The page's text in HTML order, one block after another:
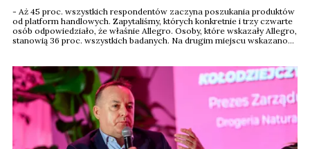
- Aż 45 proc. wszystkich respondentów zaczyna poszukania produktów
od platform handlowych. Zapytaliśmy, których konkretnie i trzy czwarte
osób odpowiedziało, że właśnie Allegro. Osoby, które wskazały Allegro,
stanowią 36 proc. wszystkich badanych. Na drugim miejscu wskazano